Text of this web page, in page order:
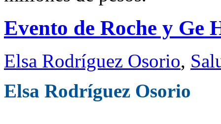
Evento de Roche y Ge
Elsa Rodríguez Osorio,
Elsa Rodríguez Osorio